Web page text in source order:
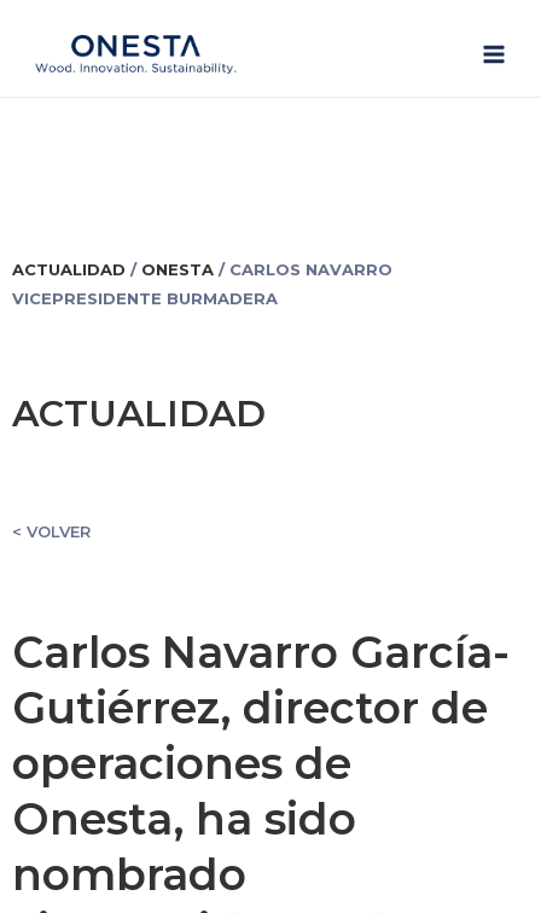
contenido
ACTUALIDAD / ONESTA / CARLOS NAVARRO
VICEPRESIDENTE BURMADERA
ACTUALIDAD
< VOLVER
Carlos Navarro García-
Gutiérrez, director de
operaciones de
Onesta, ha sido
nombrado